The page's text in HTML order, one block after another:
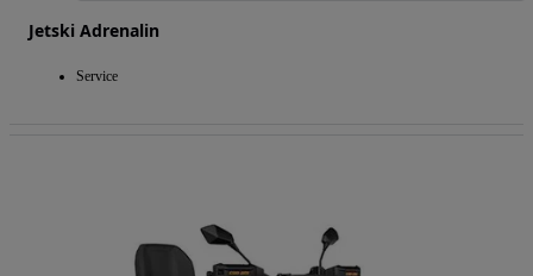
Jetski Adrenalin
Service